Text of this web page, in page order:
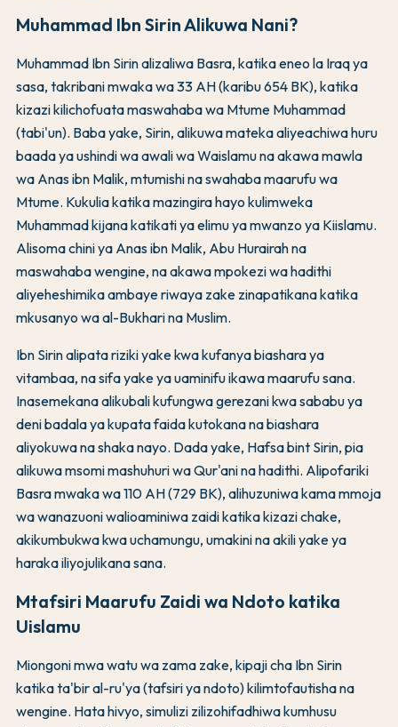
Muhammad Ibn Sirin Alikuwa Nani?
Muhammad Ibn Sirin alizaliwa Basra, katika eneo la Iraq ya
sasa, takribani mwaka wa 33 AH (karibu 654 BK), katika
kizazi kilichofuata maswahaba wa Mtume Muhammad
(tabi'un). Baba yake, Sirin, alikuwa mateka aliyeachiwa huru
baada ya ushindi wa awali wa Waislamu na akawa mawla
wa Anas ibn Malik, mtumishi na swahaba maarufu wa
Mtume. Kukulia katika mazingira hayo kulimweka
Muhammad kijana katikati ya elimu ya mwanzo ya Kiislamu.
Alisoma chini ya Anas ibn Malik, Abu Hurairah na
maswahaba wengine, na akawa mpokezi wa hadithi
aliyeheshimika ambaye riwaya zake zinapatikana katika
mkusanyo wa al-Bukhari na Muslim.
Ibn Sirin alipata riziki yake kwa kufanya biashara ya
vitambaa, na sifa yake ya uaminifu ikawa maarufu sana.
Inasemekana alikubali kufungwa gerezani kwa sababu ya
deni badala ya kupata faida kutokana na biashara
aliyokuwa na shaka nayo. Dada yake, Hafsa bint Sirin, pia
alikuwa msomi mashuhuri wa Qur'ani na hadithi. Alipofariki
Basra mwaka wa 110 AH (729 BK), alihuzuniwa kama mmoja
wa wanazuoni walioaminiwa zaidi katika kizazi chake,
akikumbukwa kwa uchamungu, umakini na akili yake ya
haraka iliyojulikana sana.
Mtafsiri Maarufu Zaidi wa Ndoto katika
Uislamu
Miongoni mwa watu wa zama zake, kipaji cha Ibn Sirin
katika ta'bir al-ru'ya (tafsiri ya ndoto) kilimtofautisha na
wengine. Hata hivyo, simulizi zilizohifadhiwa kumhusu